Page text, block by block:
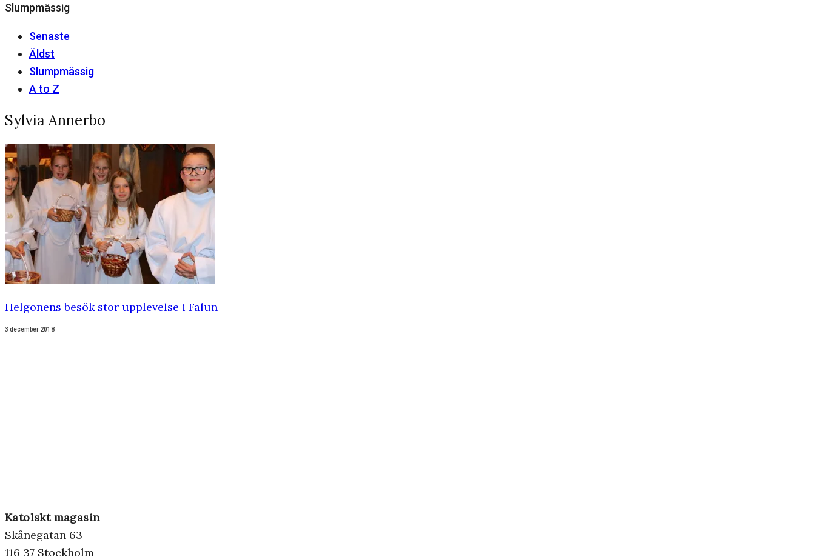
Slumpmässig
Senaste
Äldst
Slumpmässig
A to Z
Sylvia Annerbo
Helgonens besök stor upplevelse i Falun
3 december 2018
Katolskt magasin
Skånegatan 63
116 37 Stockholm